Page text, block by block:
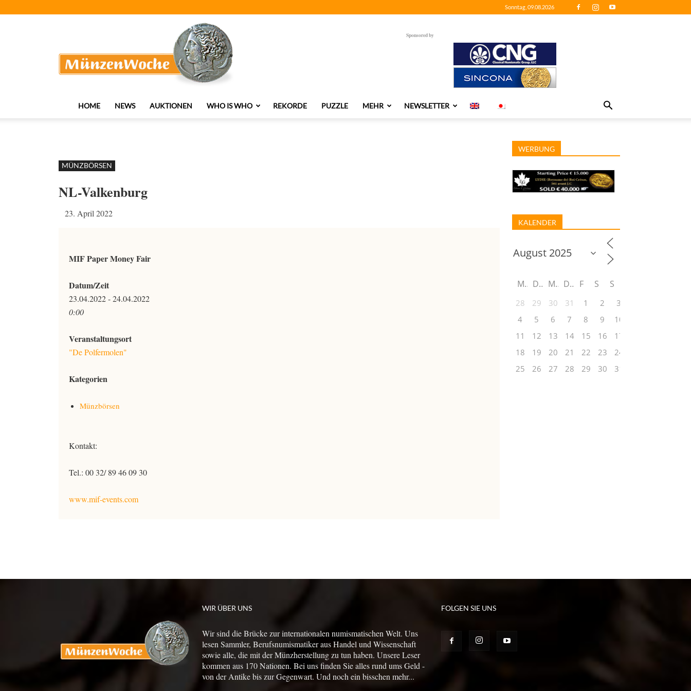
Sonntag, 09.08.2026
Sponsored by
HOME NEWS AUKTIONEN WHO IS WHO REKORDE PUZZLE MEHR NEWSLETTER
MÜNZBÖRSEN
NL-Valkenburg
23. April 2022
MIF Paper Money Fair
Datum/Zeit
23.04.2022 - 24.04.2022
0:00
Veranstaltungsort
"De Polfermolen"
Kategorien
Münzbörsen
Kontakt:
Tel.: 00 32/ 89 46 09 30
www.mif-events.com
WERBUNG
KALENDER
M D M D F S S
28 29 30 31 1 2
3
4
5 6 7 8 9
10
11
12 13 14 15 16
17
18
19 20 21 22 23
24
25
26 27 28 29 30 31
WIR ÜBER UNS
Wir sind die Brücke zur internationalen numismatischen Welt. Uns
lesen Sammler, Berufsnumismatiker aus Handel und Wissenschaft
sowie alle, die mit der Münzherstellung zu tun haben. Unsere Leser
kommen aus 170 Nationen. Bei uns finden Sie alles rund ums Geld -
von der Antike bis zur Gegenwart. Und noch ein bisschen mehr...
FOLGEN SIE UNS